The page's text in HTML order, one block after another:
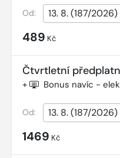
Od:
489 Kč
Čtvrtletní
+ Bonus navíc -
Od:
1469 Kč